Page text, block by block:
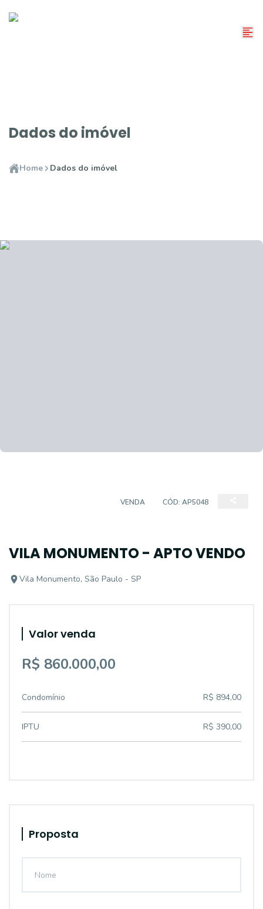
Dados do imóvel
Home Dados do imóvel
VENDA CÓD: AP5048
VILA MONUMENTO - APTO VENDO
Vila Monumento, São Paulo - SP
Valor venda
R$ 860.000,00
Condomínio R$ 894,00
IPTU R$ 390,00
Proposta